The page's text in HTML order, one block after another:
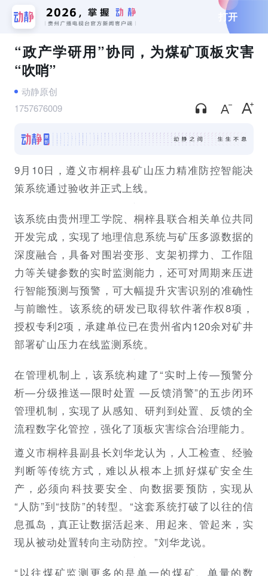
打开
“政产学研用”协同，为煤矿顶板灾害
“吹哨”
动静原创
1757676009
9月10日，遵义市桐梓县矿山压力精准防控智能决
策系统通过验收并正式上线。
该系统由贵州理工学院、桐梓县联合相关单位共同
开发完成，实现了地理信息系统与矿压多源数据的
深度融合，具备对围岩变形、支架初撑力、工作阻
力等关键参数的实时监测能力，还可对周期来压进
行智能预测与预警，可大幅提升灾害识别的准确性
与前瞻性。该系统的研发已取得软件著作权8项，
授权专利2项，承建单位已在贵州省内120余对矿井
部署矿山压力在线监测系统。
在管理机制上，该系统构建了“实时上传—预警分
析—分级推送—限时处置 —反馈消警”的五步闭环
管理机制，实现了从感知、研判到处置、反馈的全
流程数字化管控，强化了顶板灾害综合治理能力。
遵义市桐梓县副县长刘华龙认为，人工检查、经验
判断等传统方式，难以从根本上抓好煤矿安全生
产，必须向科技要安全、向数据要预防，实现从
“人防”到“技防”的转型。“这套系统打破了以往的信
息孤岛，真正让数据活起来、用起来、管起来，实
现从被动处置转向主动防控。”刘华龙说。
“以往煤矿监测更多的是单一的煤矿、单量的数